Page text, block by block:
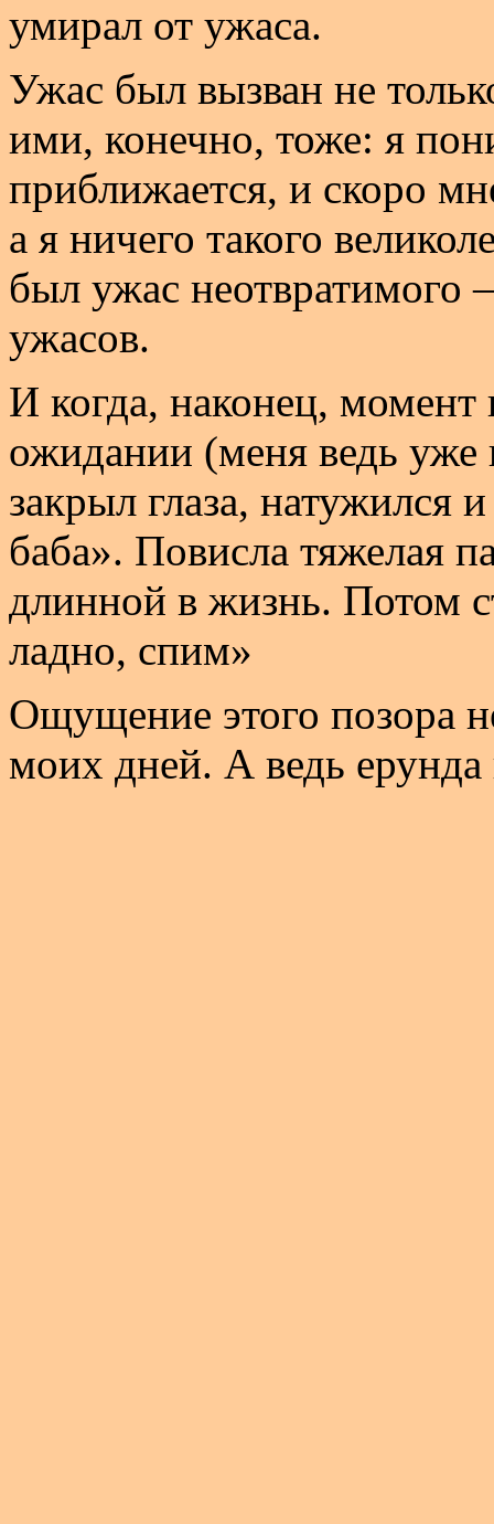
умирал от ужаса.
Ужас был вызван не
ими, конечно, тоже: я
приближается, и скоро
а я ничего такого
был ужас
ужасов.
И когда, наконец, момент
ожидании (меня ведь уже
закрыл глаза,
баба». Повисла тяжелая
длинной в жизнь. Потом
ладно, спим»
Ощущение этого позора
моих дней. А ведь ерунда